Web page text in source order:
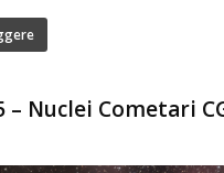
– Nuclei Cometari